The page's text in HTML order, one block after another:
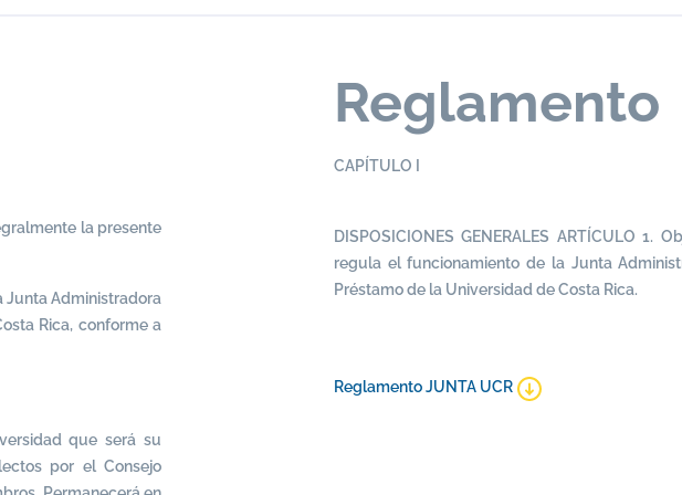
la presente
Junta Administradora
Rica, conforme a
que será su
por el Consejo
Reglamento
CAPÍTULO I
DISPOSICIONES GENERALES ARTÍCULO 1.
regula el funcionamiento de la Junta
Préstamo de la Universidad de Costa Rica.
Reglamento JUNTA UCR